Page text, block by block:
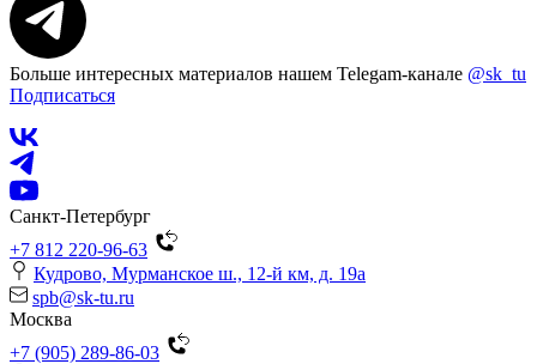
Больше интересных материалов нашем Telegam-канале @sk_tu
Подписаться
Санкт-Петербург
+7 812 220-96-63
Кудрово, Мурманское ш., 12-й км, д. 19a
spb@sk-tu.ru
Москва
+7 (905) 289-86-03